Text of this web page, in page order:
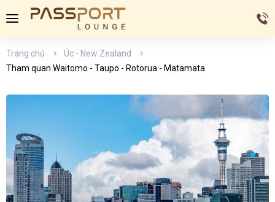
Trang chủ
Úc - New Zealand
Tham quan Waitomo - Taupo - Rotorua - Matamata